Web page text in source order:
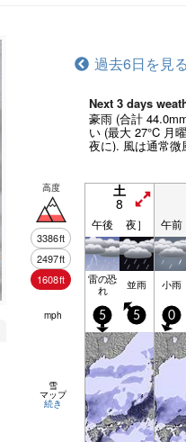
過去6日を見
Next 3 days
豪雨 (合計
い (最大 27°C 月
夜に). 風は通常微
高度
3386ft
2497ft
1608ft
土
8
午後 夜］ 午前
雷の恐
れ 並雨 小雨
mph 5 5 0
雪
マップ
続き